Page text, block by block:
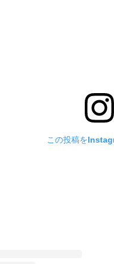
この投稿を